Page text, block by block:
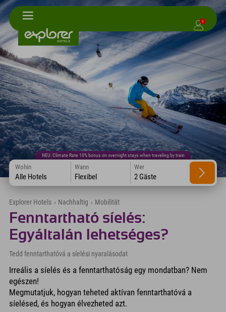
1
NEU: Climate Rate 10% bonus on overnight stays when traveling by train
Wohin
Alle Hotels
Wann
Flexibel
Wer
2 Gäste
Explorer Hotels › Nachhaltig › Mobilität
Fenntartható síelés:
Egyáltalán lehetséges?
Tedd fenntarthatóvá a síelési nyaralásodat
Irreális a síelés és a fenntarthatóság egy mondatban? Nem
egészen!
Megmutatjuk, hogyan teheted aktívan fenntarthatóvá a
síelésed, és hogyan élvezheted azt.